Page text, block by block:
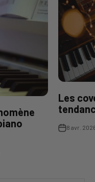
Les
8 avr.